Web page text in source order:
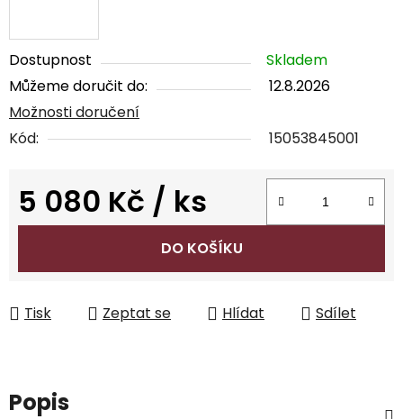
Dostupnost
Skladem
Můžeme doručit do:
12.8.2026
Možnosti doručení
Kód:
15053845001
5 080 Kč / ks
Měrná cena:
DO KOŠÍKU
Tisk Zeptat se Hlídat Sdílet
Popis